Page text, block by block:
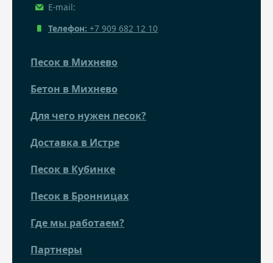
E-mail:
Телефон: +7 909 682 12 10
Песок в Михнево
Бетон в Михнево
Для чего нужен песок?
Доставка в Истре
Песок в Кубинке
Песок в Бронницах
Где мы работаем?
Партнеры